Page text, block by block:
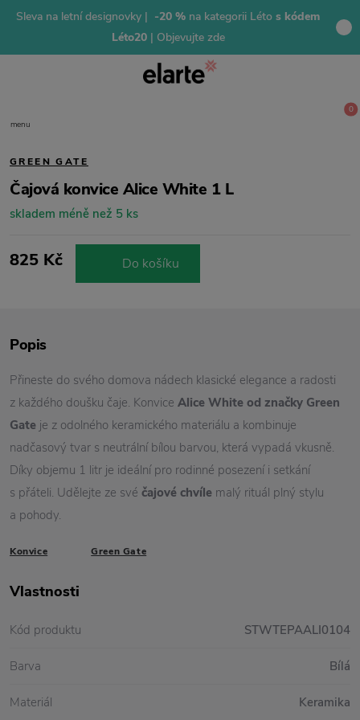
Sleva na letní designovky | -20 % na kategorii Léto s kódem
Léto20 | Objevujte zde
menu
0
GREEN GATE
Čajová konvice Alice White 1 L
skladem méně než 5 ks
825 Kč Do košíku
Popis
Přineste do svého domova nádech klasické elegance a radosti
z každého doušku čaje. Konvice Alice White od značky Green
Gate je z odolného keramického materiálu a kombinuje
nadčasový tvar s neutrální bílou barvou, která vypadá vkusně.
Díky objemu 1 litr je ideální pro rodinné posezení i setkání
s přáteli. Udělejte ze své čajové chvíle malý rituál plný stylu
a pohody.
Konvice Green Gate
Vlastnosti
Kód produktu STWTEPAALI0104
Barva Bílá
Materiál Keramika